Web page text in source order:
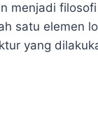
menjadi
satu
yang